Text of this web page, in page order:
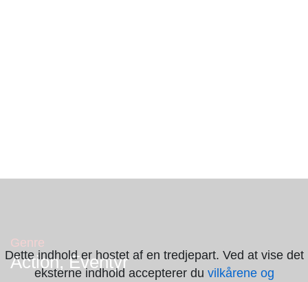
Dette indhold er hostet af en tredjepart. Ved at vise det
eksterne indhold accepterer du vilkårene og
Genre
Action, Eventyr